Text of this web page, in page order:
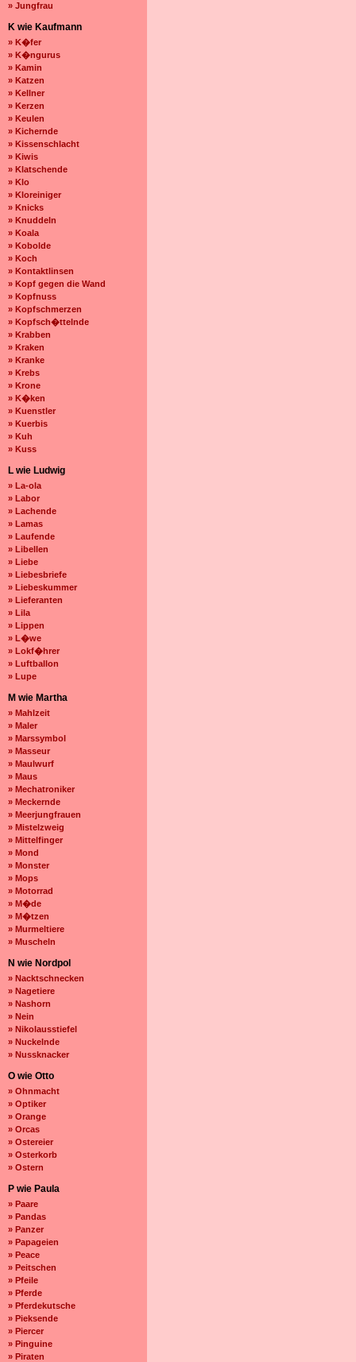
» Jungfrau
K wie Kaufmann
» K�fer
» K�ngurus
» Kamin
» Katzen
» Kellner
» Kerzen
» Keulen
» Kichernde
» Kissenschlacht
» Kiwis
» Klatschende
» Klo
» Kloreiniger
» Knicks
» Knuddeln
» Koala
» Kobolde
» Koch
» Kontaktlinsen
» Kopf gegen die Wand
» Kopfnuss
» Kopfschmerzen
» Kopfsch�ttelnde
» Krabben
» Kraken
» Kranke
» Krebs
» Krone
» K�ken
» Kuenstler
» Kuerbis
» Kuh
» Kuss
L wie Ludwig
» La-ola
» Labor
» Lachende
» Lamas
» Laufende
» Libellen
» Liebe
» Liebesbriefe
» Liebeskummer
» Lieferanten
» Lila
» Lippen
» L�we
» Lokf�hrer
» Luftballon
» Lupe
M wie Martha
» Mahlzeit
» Maler
» Marssymbol
» Masseur
» Maulwurf
» Maus
» Mechatroniker
» Meckernde
» Meerjungfrauen
» Mistelzweig
» Mittelfinger
» Mond
» Monster
» Mops
» Motorrad
» M�de
» M�tzen
» Murmeltiere
» Muscheln
N wie Nordpol
» Nacktschnecken
» Nagetiere
» Nashorn
» Nein
» Nikolausstiefel
» Nuckelnde
» Nussknacker
O wie Otto
» Ohnmacht
» Optiker
» Orange
» Orcas
» Ostereier
» Osterkorb
» Ostern
P wie Paula
» Paare
» Pandas
» Panzer
» Papageien
» Peace
» Peitschen
» Pfeile
» Pferde
» Pferdekutsche
» Pieksende
» Piercer
» Pinguine
» Piraten